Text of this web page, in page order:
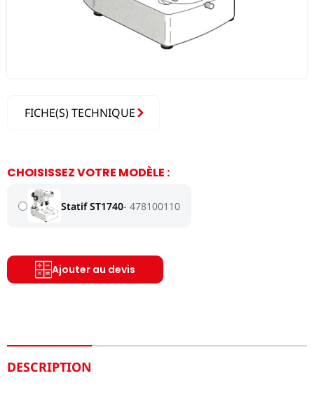
FICHE(S) TECHNIQUE
CHOISISSEZ VOTRE MODÈLE :
Statif ST1740 478100110
Ajouter au devis
DESCRIPTION